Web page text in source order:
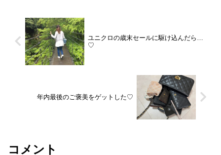
ユニクロの歳末セールに駆け込んだら…
♡
年内最後のご褒美をゲットした♡
コメント